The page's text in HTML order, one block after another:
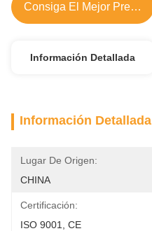
Consiga El Mejor Precio
Información Detallada
Información Detallada
Lugar De Origen:
CHINA
Certificación:
ISO 9001, CE